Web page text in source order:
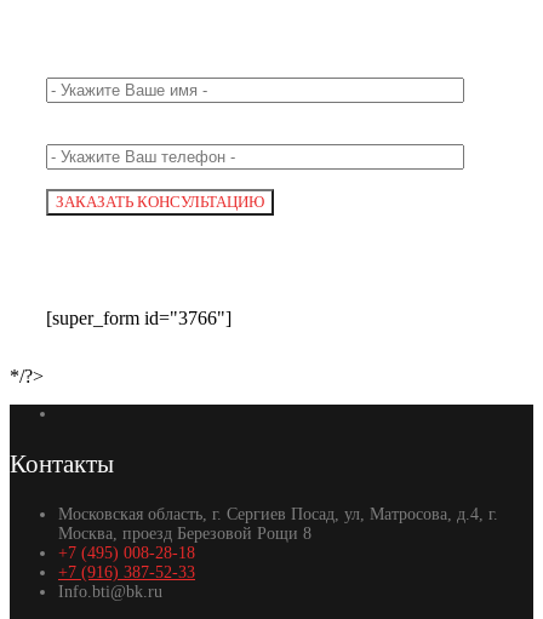
[super_form id="3766"]
*/?>
Контакты
Московская область, г. Сергиев Посад, ул, Матросова, д.4, г.
Москва, проезд Березовой Рощи 8
+7 (495) 008-28-18
+7 (916) 387-52-33
Info.bti@bk.ru